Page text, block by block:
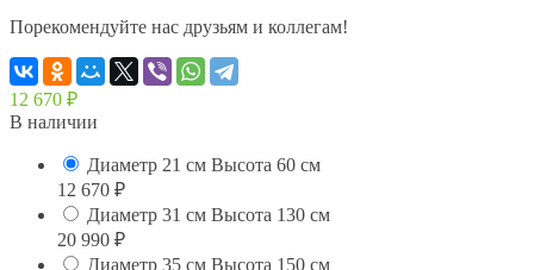
Порекомендуйте нас друзьям и коллегам!
12 670 ₽
В наличии
Диаметр 21 см Высота 60 см
12 670 ₽
Диаметр 31 см Высота 130 см
20 990 ₽
Диаметр 35 см Высота 150 см